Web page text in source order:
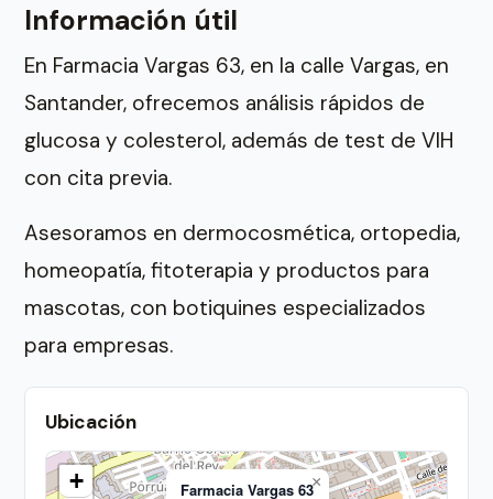
Información útil
En Farmacia Vargas 63, en la calle Vargas, en
Santander, ofrecemos análisis rápidos de
glucosa y colesterol, además de test de VIH
con cita previa.
Asesoramos en dermocosmética, ortopedia,
homeopatía, fitoterapia y productos para
mascotas, con botiquines especializados
para empresas.
Ubicación
Farmacia Vargas 63×
+